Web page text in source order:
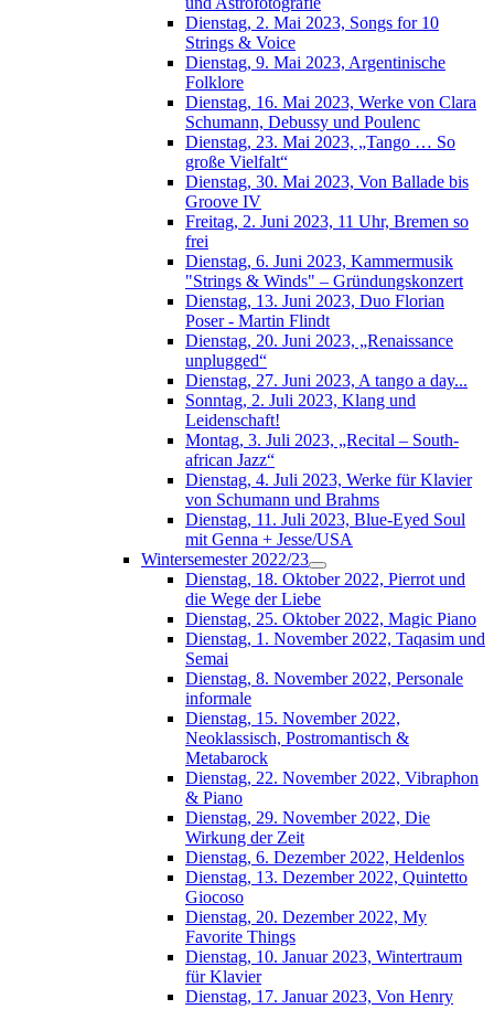
Dienstag, 2. Mai 2023, Songs for 10
Strings & Voice
Dienstag, 9. Mai 2023, Argentinische
Folklore
Dienstag, 16. Mai 2023, Werke von Clara
Schumann, Debussy und Poulenc
Dienstag, 23. Mai 2023, „Tango … So
große Vielfalt“
Dienstag, 30. Mai 2023, Von Ballade bis
Groove IV
Freitag, 2. Juni 2023, 11 Uhr, Bremen so
frei
Dienstag, 6. Juni 2023, Kammermusik
"Strings & Winds" – Gründungskonzert
Dienstag, 13. Juni 2023, Duo Florian
Poser - Martin Flindt
Dienstag, 20. Juni 2023, „Renaissance
unplugged“
Dienstag, 27. Juni 2023, A tango a day...
Sonntag, 2. Juli 2023, Klang und
Leidenschaft!
Montag, 3. Juli 2023, „Recital – South-
african Jazz“
Dienstag, 4. Juli 2023, Werke für Klavier
von Schumann und Brahms
Dienstag, 11. Juli 2023, Blue-Eyed Soul
mit Genna + Jesse/USA
Wintersemester 2022/23
Dienstag, 18. Oktober 2022, Pierrot und
die Wege der Liebe
Dienstag, 25. Oktober 2022, Magic Piano
Dienstag, 1. November 2022, Taqasim und
Semai
Dienstag, 8. November 2022, Personale
informale
Dienstag, 15. November 2022,
Neoklassisch, Postromantisch &
Metabarock
Dienstag, 22. November 2022, Vibraphon
& Piano
Dienstag, 29. November 2022, Die
Wirkung der Zeit
Dienstag, 6. Dezember 2022, Heldenlos
Dienstag, 13. Dezember 2022, Quintetto
Giocoso
Dienstag, 20. Dezember 2022, My
Favorite Things
Dienstag, 10. Januar 2023, Wintertraum
für Klavier
Dienstag, 17. Januar 2023, Von Henry